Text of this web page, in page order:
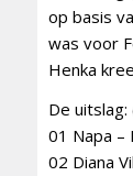
op basis
was voor
Henka
De
01 Napa –
02 Diana